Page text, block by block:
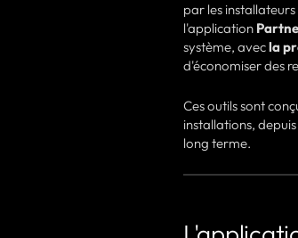
par les
l'application
système, avecla
d'économiser des
Ces outils sont
installations,
long terme.